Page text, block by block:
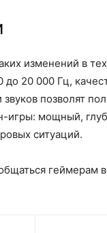
изменений в
20 000 Гц,
позволят
игры: мощный,
ситуаций.
геймерам